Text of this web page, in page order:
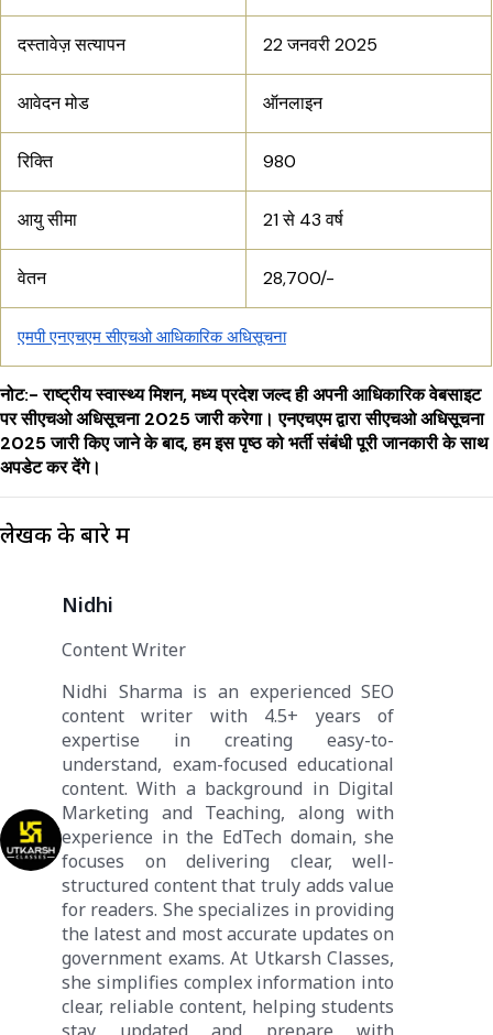
दस्तावेज़ सत्यापन 22 जनवरी 2025
आवेदन मोड ऑनलाइन
रिक्ति 980
आयु सीमा 21 से 43 वर्ष
वेतन 28,700/-
एमपी एनएचएम सीएचओ आधिकारिक अधिसूचना
नोट:- राष्ट्रीय स्वास्थ्य मिशन, मध्य प्रदेश जल्द ही अपनी आधिकारिक वेबसाइट
पर सीएचओ अधिसूचना 2025 जारी करेगा। एनएचएम द्वारा सीएचओ अधिसूचना
2025 जारी किए जाने के बाद, हम इस पृष्ठ को भर्ती संबंधी पूरी जानकारी के साथ
अपडेट कर देंगे।
लेखक के बारे में
Nidhi
Content Writer
Nidhi Sharma is an experienced SEO
content writer with 4.5+ years of
expertise in creating easy-to-
understand, exam-focused educational
content. With a background in Digital
Marketing and Teaching, along with
experience in the EdTech domain, she
focuses on delivering clear, well-
structured content that truly adds value
for readers. She specializes in providing
the latest and most accurate updates on
government exams. At Utkarsh Classes,
she simplifies complex information into
clear, reliable content, helping students